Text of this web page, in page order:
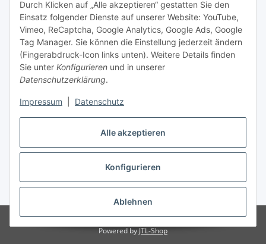
Alle akzeptieren
Konfigurieren
Ablehnen
Durch Klicken auf „Alle akzeptieren“ gestatten Sie den
Einsatz folgender Dienste auf unserer Website: YouTube,
Vimeo, ReCaptcha, Google Analytics, Google Ads, Google
Tag Manager. Sie können die Einstellung jederzeit ändern
(Fingerabdruck-Icon links unten). Weitere Details finden
Sie unter Konfigurieren und in unserer
Datenschutzerklärung.
Impressum Datenschutz
Vertrag widerrufen
* Alle Preise inkl. gesetzlicher MwSt., zzgl.Versand
© Stoffhaus Hanke
Powered byJTL-Shop